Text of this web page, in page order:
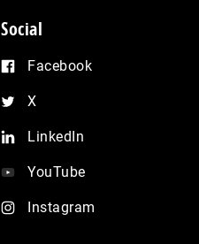
Social
Facebook
X
LinkedIn
YouTube
Instagram